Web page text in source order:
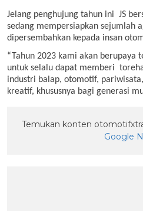
Jelang penghujung tahun ini JS
sedang mempersiapkan sejumlah
dipersembahkan kepada insan
“Tahun 2023 kami akan berupaya
untuk selalu dapat memberi
industri balap, otomotif,
kreatif, khususnya bagi generasi
Temukan konten
Google